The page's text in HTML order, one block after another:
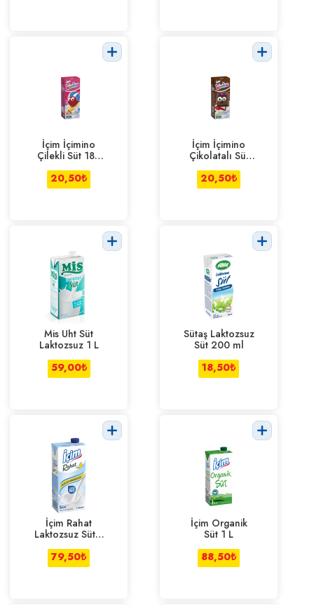
İçim İçimino
Çilekli Süt 180
ml
20,50₺
İçim İçimino
Çikolatalı Süt
180 ml
20,50₺
Mis Uht Süt
Laktozsuz 1 L
59,00₺
Sütaş Laktozsuz
Süt 200 ml
18,50₺
İçim Rahat
Laktozsuz Süt 1
L
79,50₺
İçim Organik
Süt 1 L
88,50₺